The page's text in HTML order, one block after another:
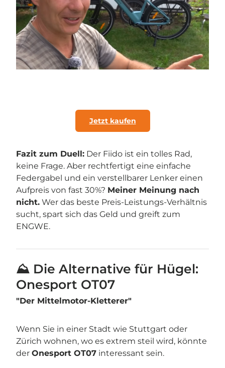
Jetzt kaufen
Fazit zum Duell: Der Fiido ist ein tolles Rad,
keine Frage. Aber rechtfertigt eine einfache
Federgabel und ein verstellbarer Lenker einen
Aufpreis von fast 30%? Meiner Meinung nach
nicht. Wer das beste Preis-Leistungs-Verhältnis
sucht, spart sich das Geld und greift zum
ENGWE.
⛰️ Die Alternative für Hügel:
Onesport OT07
"Der Mittelmotor-Kletterer"
Wenn Sie in einer Stadt wie Stuttgart oder
Zürich wohnen, wo es extrem steil wird, könnte
der Onesport OT07 interessant sein.